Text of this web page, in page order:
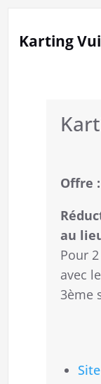
Karting
Offre :
au
Pour
avec
3ème